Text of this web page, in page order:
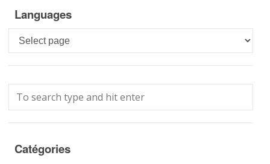
Languages
Languages
Catégories